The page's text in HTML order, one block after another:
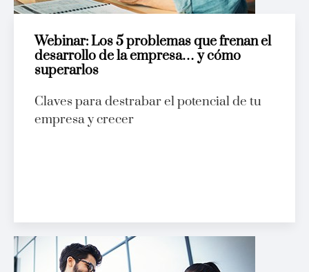
Webinar: Los 5 problemas que frenan el
desarrollo de la empresa… y cómo
superarlos
Claves para destrabar el potencial de tu
empresa y crecer